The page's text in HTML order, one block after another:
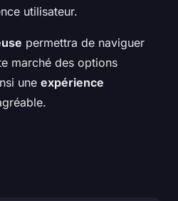
utilisateur.
permettra de naviguer
marché des options
une expérience